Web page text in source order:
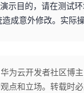
示目的，请在测试
成意外修改。实际
华为云开发者社区博
点和立场。转载时